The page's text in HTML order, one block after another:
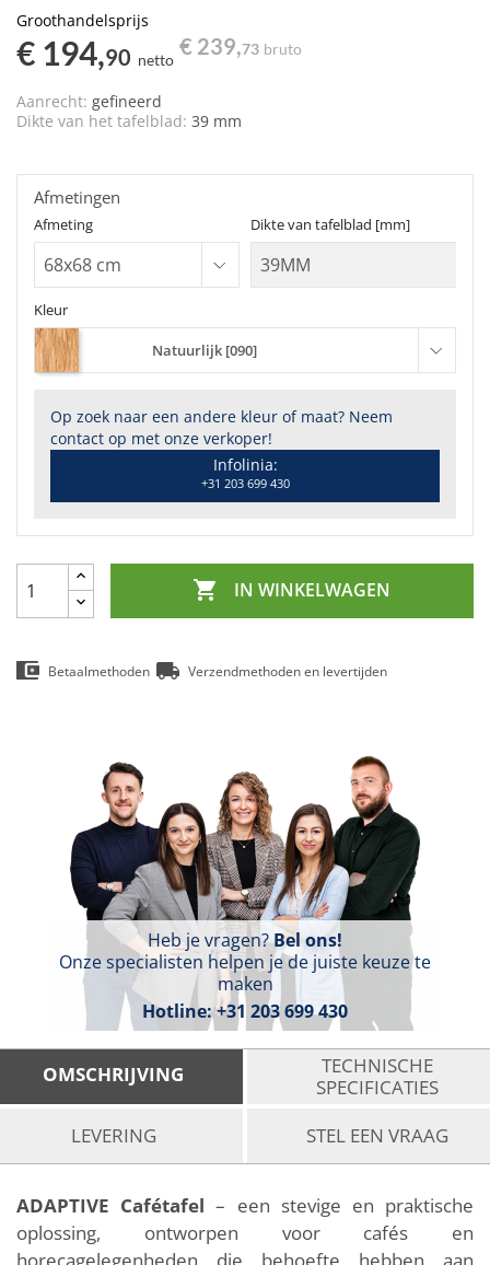
Groothandelsprijs
€ 194,90 netto
€ 239,73 bruto
Aanrecht: gefineerd
Dikte van het tafelblad: 39 mm
Kleur
Natuurlijk [090]
Op zoek naar een andere kleur of maat? Neem
contact op met onze verkoper!
Infolinia:
+31 203 699 430
Afmeting Dikte van tafelblad [mm]
Afmetingen
 IN WINKELWAGEN
Betaalmethoden Verzendmethoden en levertijden
Heb je vragen?Bel ons!
Onze specialisten helpen je de juiste keuze te
maken
Hotline:+31 203 699 430
OMSCHRIJVING
TECHNISCHE
SPECIFICATIES
LEVERING
STEL EEN VRAAG
ADAPTIVE Cafétafel – een stevige en praktische
oplossing, ontworpen voor cafés en
horecagelegenheden die behoefte hebben aan